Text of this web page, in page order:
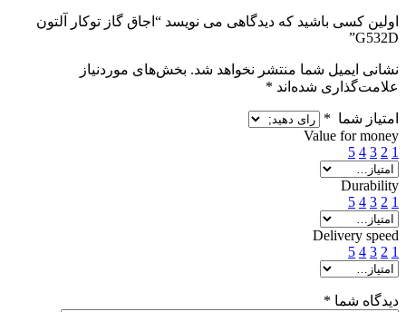
اولین کسی باشید که دیدگاهی می نویسد “اجاق گاز توکار آلتون
G532D”
نشانی ایمیل شما منتشر نخواهد شد. بخش‌های موردنیاز
علامت‌گذاری شده‌اند *
امتیاز شما *
Value for money
1
2
3
4
5
Durability
1
2
3
4
5
Delivery speed
1
2
3
4
5
دیدگاه شما *